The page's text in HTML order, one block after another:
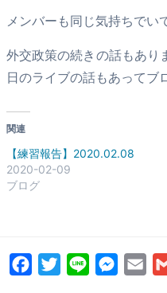
メンバーも同じ気持ちで
外交政策の続きの話もあり
日のライブの話もあってブ
関連
【練習報告】2020.02.08
2020-02-09
ブログ
FacebookTwitterLine